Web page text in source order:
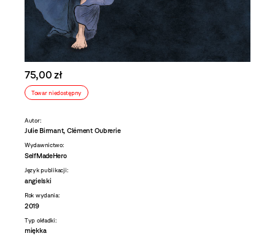
75,00 zł
Towar niedostępny
Autor:
Julie Birmant, Clément Oubrerie
Wydawnictwo:
SelfMadeHero
Język publikacji:
angielski
Rok wydania:
2019
Typ okładki:
miękka